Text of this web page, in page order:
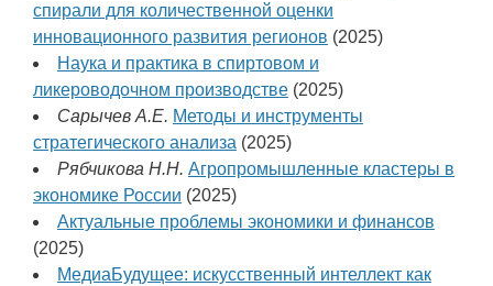
спирали для количественной оценки
инновационного развития регионов (2025)
Наука и практика в спиртовом и
ликероводочном производстве (2025)
Сарычев А.Е. Методы и инструменты
стратегического анализа (2025)
Рябчикова Н.Н. Агропромышленные кластеры в
экономике России (2025)
Актуальные проблемы экономики и финансов
(2025)
МедиаБудущее: искусственный интеллект как